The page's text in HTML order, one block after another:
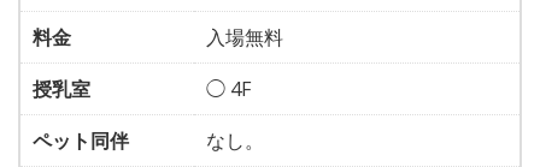
料金
入場無料
授乳室
◯ 4F
ペット同伴
なし。